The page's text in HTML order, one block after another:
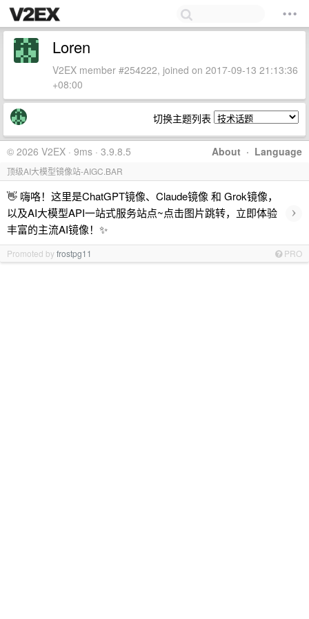
Loren
V2EX member #254222, joined on 2017-09-13 21:13:36
+08:00
切换主题列表
About · Language
© 2026 V2EX · 9ms · 3.9.8.5
顶级AI大模型镜像站-AIGC.BAR
👋 嗨咯！这里是ChatGPT镜像、Claude镜像 和 Grok镜像，
以及AI大模型API一站式服务站点~点击图片跳转，立即体验
丰富的主流AI镜像！✨
›
Promoted byfrostpg11 PRO